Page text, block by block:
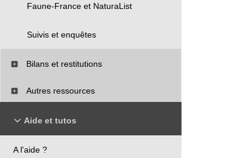
Faune-France et NaturaList
Suivis et enquêtes
Bilans et restitutions
Autres ressources
Aide et tutos
A l'aide ?